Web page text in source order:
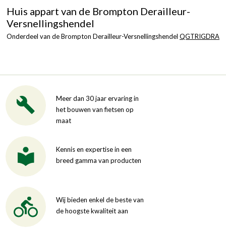
Huis appart van de Brompton Derailleur-
Versnellingshendel
Onderdeel van de Brompton Derailleur-Versnellingshendel QGTRIGDRA
Meer dan 30 jaar ervaring in
het bouwen van fietsen op
maat
Kennis en expertise in een
breed gamma van producten
Wij bieden enkel de beste van
de hoogste kwaliteit aan